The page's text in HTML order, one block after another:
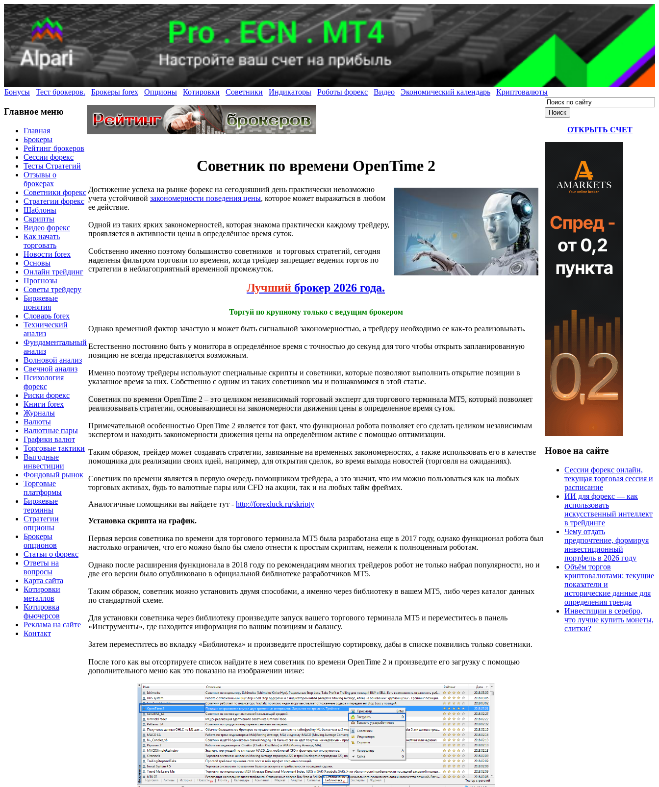
Бонусы Тест брокеров. Брокеры forex Опционы Котировки Советники Индикаторы Роботы форекс Видео Экономический календарь Криптовалюты
Главное меню
Главная
Брокеры
Рейтинг брокеров
Сессии форекс
Тесты Стратегий
Отзывы о
брокерах
Советники форекс
Стратегии форекс
Шаблоны
Скрипты
Видео форекс
Как начать
торговать
Новости forex
Основы
Онлайн трейдинг
Прогнозы
Советы трейдеру
Биржевые
понятия
Словарь forex
Технический
анализ
Фундаментальный
анализ
Волновой анализ
Свечной анализ
Психология
форекс
Риски форекс
Книги forex
Журналы
Валюты
Валютные пары
Графики валют
Торговые тактики
Выгодные
инвестиции
Фондовый рынок
Торговые
платформы
Биржевые
термины
Стратегии
опционы
Брокеры
опционов
Статьи о форекс
Ответы на
вопросы
Карта сайта
Котировки
металлов
Котировка
фьючерсов
Реклама на сайте
Контакт
Советник по времени OpenTime 2
Достижение успеха на рынке форекс на сегодняшний день практически невозможно
учета устойчивой закономерности поведения цены, которое может выражаться в любом
ее действие.
Одной из таких ярких закономерностей, которая знакома практически каждому трейдеру,
проявляется в активности цены в определённое время суток.
Собственно именно поэтому большинство советников и торговых стратегий, сегодня
наделены фильтром торговли по времени, когда трейдер запрещает ведения торгов по
стратегии в неблагоприятный временной промежуток.
Лучший брокер 2026 года.
Торгуй по крупному только с ведущим брокером
Однако временной фактор зачастую и может быть сигнальной закономерностью, а трейдеру необходимо ее как-то реализовывать.
Естественно постоянно быть у монитора в определённое время с точностью до секунд для того чтобы открыть запланированную
позицию не всегда представляется возможным.
Именно поэтому трейдеры используют специальные скрипты и советники, которые позволяют выполнить открытие позиции в
указанное время за них. Собственно с одним из таких советников мы и познакомимся в этой статье.
Советник по времени OpenTime 2 – это целиком независимый торговый эксперт для торгового терминала МТ5, который позволяет
реализовывать стратегии, основывающиеся на закономерности движения цены в определенное время суток.
Примечательной особенностью OpenTime 2 является тот факт, что функционал робота позволяет его сделать целиком независимым
экспертом и находить закономерности движения цены на определённом активе с помощью оптимизации.
Таким образом, трейдер может создавать стратегии, завязанные на временных закономерностях, а также использовать его в качестве
помощника для реализации своих идей, например, для открытия сделок, во время выхода новостей (торговля на ожиданиях).
Советник по времени является в первую очередь помощником трейдера, а это значит, что им можно пользоваться как на любых
торговых активах, будь то валютные пары или CFD на акции, так и на любых тайм фреймах.
Аналогичные помощники вы найдете тут - http://forexluck.ru/skripty
Установка скрипта на график.
Первая версия советника по времени для торгового терминала МТ5 была разработана еще в 2017 году, однако функционал робота был
настолько ограничен, что его можно было бы смело отнести к простым скриптам, нежели к полноценным роботам.
Однако после расширения функционала в 2018 году по рекомендациям многих трейдеров робот не только набрал популярности, но и
две его версии было опубликовано в официальной библиотеке разработчиков МТ5.
Таким образом, советник можно установить двумя способами, а именно через библиотеку в вашем МТ5, либо через каталог данных
по стандартной схеме.
Для установки советника через библиотеку произведите запуск вашего торгового терминала МТ5 и переместитесь в панель
«Инструменты», где находится информация по вашим позициям и балансу.
Затем переместитесь во вкладку «Библиотека» и произведите простейшую сортировку, дабы в списке появились только советники.
После того как вы отсортируете список найдите в нем советник по времени OpenTime 2 и произведите его загрузку с помощью
дополнительного меню как это показано на изображении ниже:
ОТКРЫТЬ СЧЕТ
Новое на сайте
Сессии форекс онлайн,
текущая торговая сессия и
расписание
ИИ для форекс — как
использовать
искусственный интеллект
в трейдинге
Чему отдать
предпочтение, формируя
инвестиционный
портфель в 2026 году
Объём торгов
криптовалютами: текущие
показатели и
исторические данные для
определения тренда
Инвестиции в серебро,
что лучше купить монеты,
слитки?